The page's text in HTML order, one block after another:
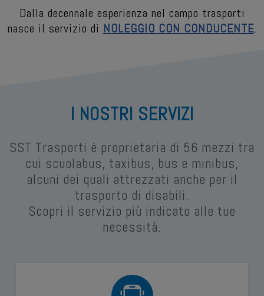
Dalla decennale esperienza nel campo trasporti
nasce il servizio di NOLEGGIO CON CONDUCENTE.
I NOSTRI SERVIZI
SST Trasporti è proprietaria di 56 mezzi tra
cui scuolabus, taxibus, bus e minibus,
alcuni dei quali attrezzati anche per il
trasporto di disabili.
Scopri il servizio più indicato alle tue
necessità.